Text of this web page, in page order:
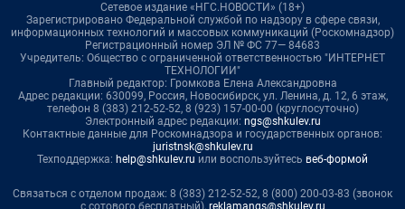
Сетевое издание «НГС.НОВОСТИ» (18+)
Зарегистрировано Федеральной службой по надзору в сфере связи,
информационных технологий и массовых коммуникаций (Роскомнадзор)
Регистрационный номер ЭЛ № ФС 77— 84683
Учредитель: Общество с ограниченной ответственностью "ИНТЕРНЕТ
ТЕХНОЛОГИИ"
Главный редактор: Громкова Елена Александровна
Адрес редакции: 630099, Россия, Новосибирск, ул. Ленина, д. 12, 6 этаж,
телефон 8 (383) 212-52-52, 8 (923) 157-00-00 (круглосуточно)
Электронный адрес редакции: ngs@shkulev.ru
Контактные данные для Роскомнадзора и государственных органов:
juristnsk@shkulev.ru
Техподдержка: help@shkulev.ru или воспользуйтесь веб-формой
Связаться с отделом продаж: 8 (383) 212-52-52, 8 (800) 200-03-83 (звонок
с сотового бесплатный), reklamangs@shkulev.ru